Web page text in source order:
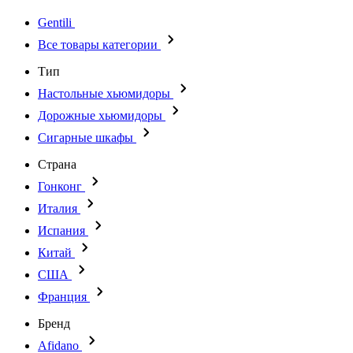
Gentili
Все товары категории
Тип
Настольные хьюмидоры
Дорожные хьюмидоры
Сигарные шкафы
Страна
Гонконг
Италия
Испания
Китай
США
Франция
Бренд
Afidano